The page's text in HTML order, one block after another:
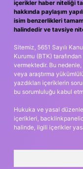
içerikler haber niteliği
hakkında paylaşım
isim benzerlikleri
halindedir ve tavsiye
Sitemiz, 5651 Sayılı
Kurumu (BTK)
vermektedir. Bu
veya araştırma
yazdıkları içeriklerin
bu sorumluluğu kabul
Hukuka ve yasal
içerikleri,
halinde, ilgili içerikler